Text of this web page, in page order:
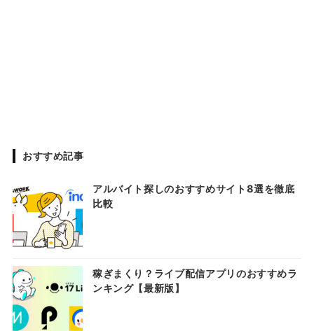
おすすめ記事
アルバイト探しのおすすめサイト8選を徹底
比較
稼ぎまくり？ライブ配信アプリのおすすめラ
ンキング【最新版】